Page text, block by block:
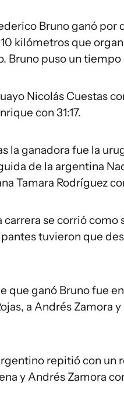
Bruno ganó por
kilómetros que
Bruno puso un tiempo
Nicolás Cuestas
con 31:17.
la ganadora fue la
de la argentina
Tamara Rodríguez
carrera se corrió
tuvieron que
que ganó Bruno fue
a Andrés Zamora
repitió con un
y Andrés Zamora